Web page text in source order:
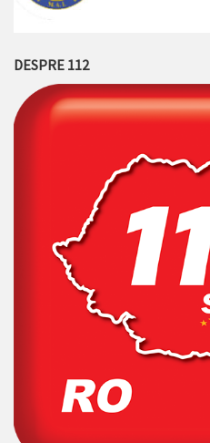
DESPRE 112